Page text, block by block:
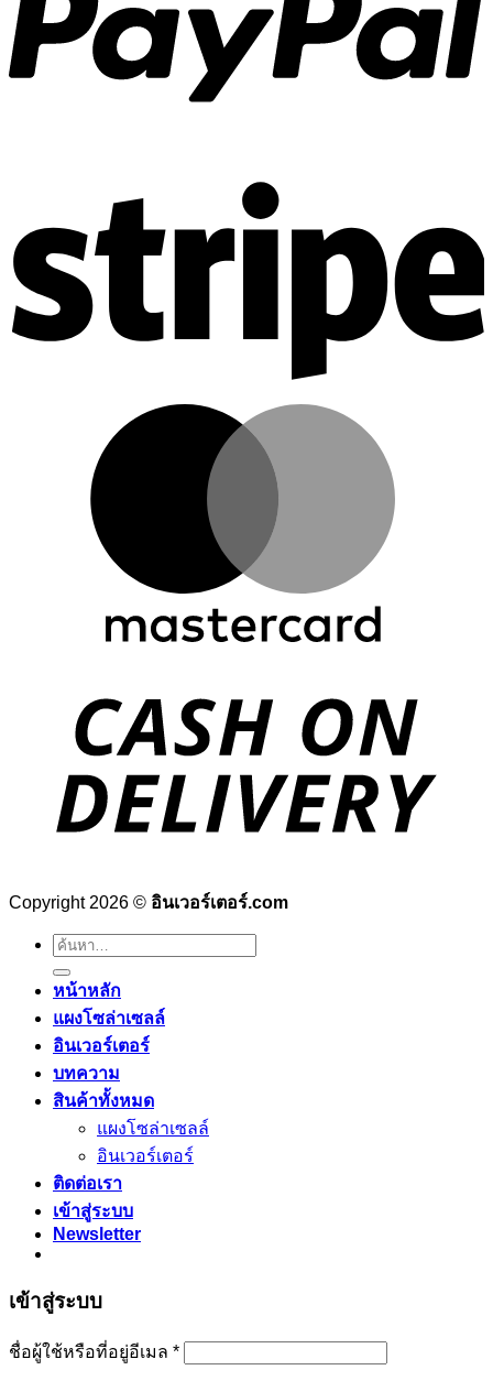
Copyright 2026 © อินเวอร์เตอร์.com
ค้นหา:
หน้าหลัก
แผงโซล่าเซลล์
อินเวอร์เตอร์
บทความ
สินค้าทั้งหมด
แผงโซล่าเซลล์
อินเวอร์เตอร์
ติดต่อเรา
เข้าสู่ระบบ
Newsletter
เข้าสู่ระบบ
ชื่อผู้ใช้หรือที่อยู่อีเมล *ต้องการ